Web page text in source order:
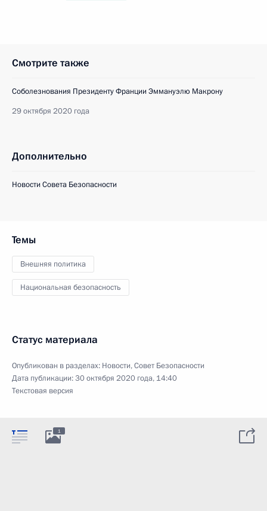
Смотрите также
Соболезнования Президенту Франции Эммануэлю Макрону
29 октября 2020 года
Дополнительно
Новости Совета Безопасности
Темы
Внешняя политика
Национальная безопасность
Статус материала
Опубликован в разделах: Новости,Совет Безопасности
Дата публикации:30 октября 2020 года, 14:40
Текстовая версия
1